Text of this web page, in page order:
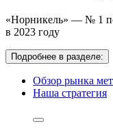
«Норникель» — № 1 по
в 2023 году
Подробнее в разделе:
Обзор рынка
Наша стратегия